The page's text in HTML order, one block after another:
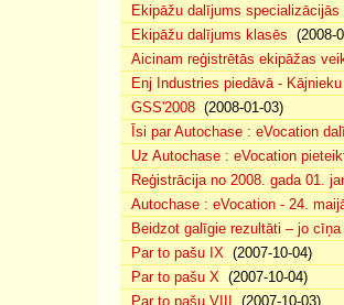
Ekipāžu dalījums specializācijās
Ekipāžu dalījums klasēs (2008-
Aicinam reģistrētās ekipāžas
Enj Industries piedāvā -
GSS'2008 (2008-01-03)
Īsi par Autochase : eVocation
Uz Autochase : eVocation
Reģistrācija no 2008. gada 01.
Autochase : eVocation - 24.
Beidzot galīgie rezultāti – jo
Par to pašu IX (2007-10-04)
Par to pašu X (2007-10-04)
Par to pašu VIII
(2007-10-03)